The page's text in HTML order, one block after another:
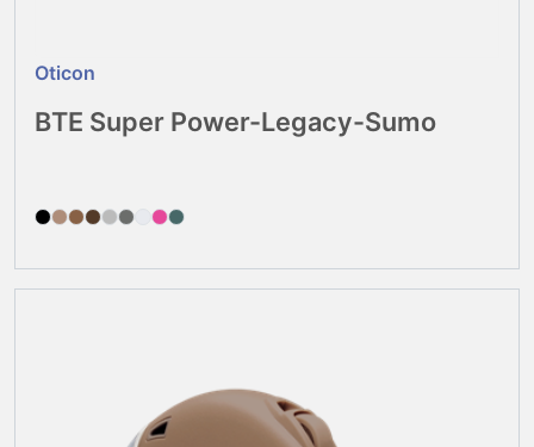
Oticon
BTE Super Power-Legacy-Sumo